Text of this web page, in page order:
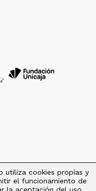
utiliza cookies propias y
el funcionamiento de